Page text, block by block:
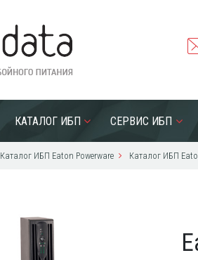
КАТАЛОГ ИБП СЕРВИС ИБП
Каталог ИБП Eaton Powerware Каталог ИБП